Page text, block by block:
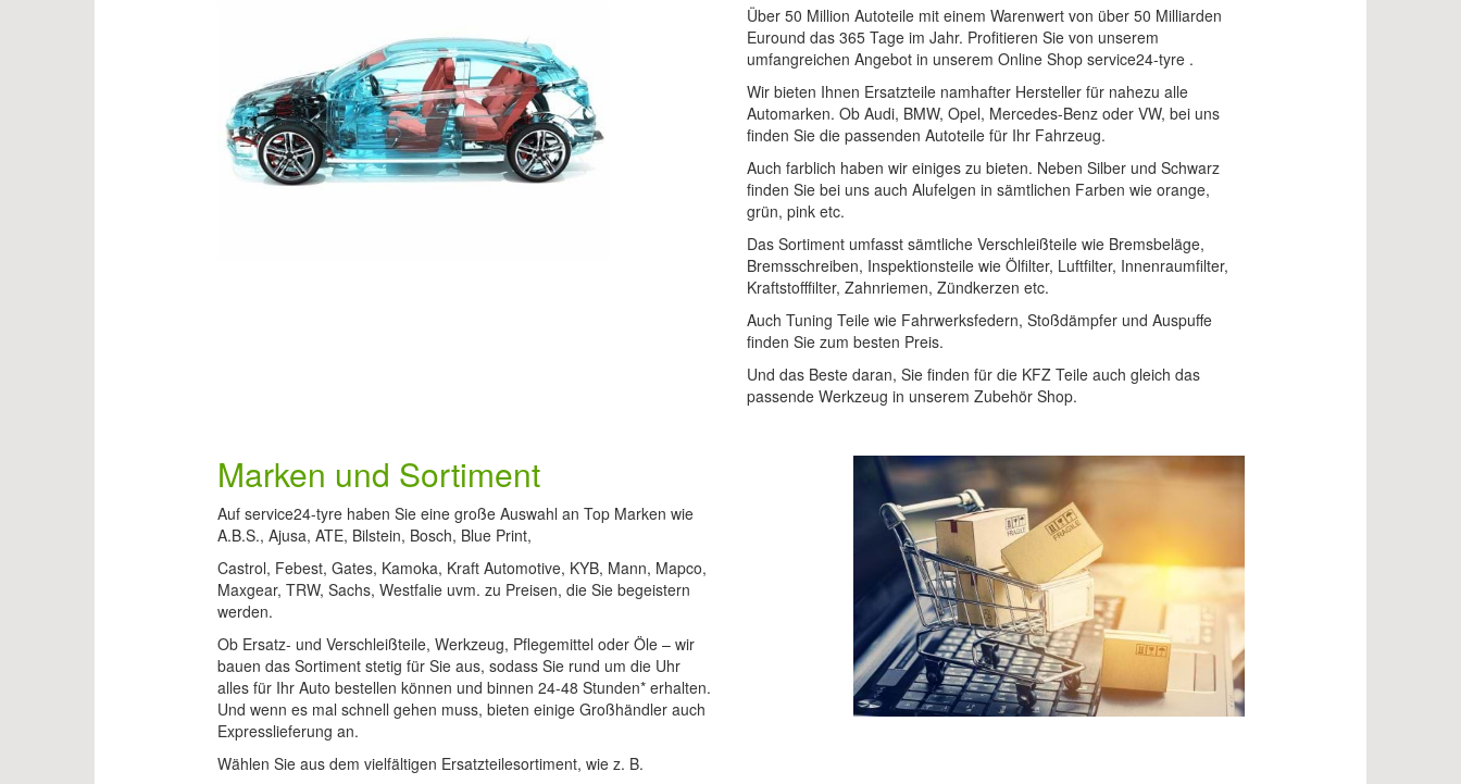
Über 50 Million Autoteile mit einem Warenwert von über 50 Milliarden
Euround das 365 Tage im Jahr. Profitieren Sie von unserem
umfangreichen Angebot in unserem Online Shop service24-tyre .
Wir bieten Ihnen Ersatzteile namhafter Hersteller für nahezu alle
Automarken. Ob Audi, BMW, Opel, Mercedes-Benz oder VW, bei uns
finden Sie die passenden Autoteile für Ihr Fahrzeug.
Auch farblich haben wir einiges zu bieten. Neben Silber und Schwarz
finden Sie bei uns auch Alufelgen in sämtlichen Farben wie orange,
grün, pink etc.
Das Sortiment umfasst sämtliche Verschleißteile wie Bremsbeläge,
Bremsschreiben, Inspektionsteile wie Ölfilter, Luftfilter, Innenraumfilter,
Kraftstofffilter, Zahnriemen, Zündkerzen etc.
Auch Tuning Teile wie Fahrwerksfedern, Stoßdämpfer und Auspuffe
finden Sie zum besten Preis.
Und das Beste daran, Sie finden für die KFZ Teile auch gleich das
passende Werkzeug in unserem Zubehör Shop.
Marken und Sortiment
Auf service24-tyre haben Sie eine große Auswahl an Top Marken wie
A.B.S., Ajusa, ATE, Bilstein, Bosch, Blue Print,
Castrol, Febest, Gates, Kamoka, Kraft Automotive, KYB, Mann, Mapco,
Maxgear, TRW, Sachs, Westfalie uvm. zu Preisen, die Sie begeistern
werden.
Ob Ersatz- und Verschleißteile, Werkzeug, Pflegemittel oder Öle – wir
bauen das Sortiment stetig für Sie aus, sodass Sie rund um die Uhr
alles für Ihr Auto bestellen können und binnen 24-48 Stunden* erhalten.
Und wenn es mal schnell gehen muss, bieten einige Großhändler auch
Expresslieferung an.
Wählen Sie aus dem vielfältigen Ersatzteilesortiment, wie z. B.